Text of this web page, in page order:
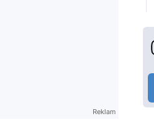
Reklam